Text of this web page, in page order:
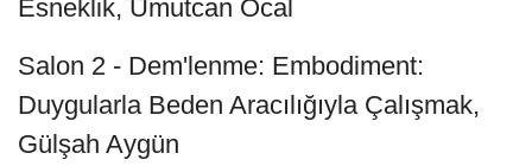
Esneklik, Umutcan Öcal
Salon 2 - Dem'lenme: Embodiment:
Duygularla Beden Aracılığıyla Çalışmak,
Gülşah Aygün